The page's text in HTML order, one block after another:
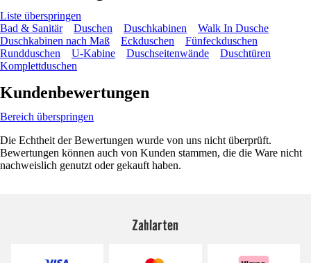
Liste überspringen
Bad & Sanitär
Duschen Duschkabinen
Walk In Dusche
Duschkabinen nach Maß
Eckduschen
Fünfeckduschen
Rundduschen
U-Kabine Duschseitenwände
Duschtüren
Komplettduschen
Kundenbewertungen
Bereich überspringen
Die Echtheit der Bewertungen wurde von uns nicht überprüft.
Bewertungen können auch von Kunden stammen, die die Ware nicht
nachweislich genutzt oder gekauft haben.
Zahlarten